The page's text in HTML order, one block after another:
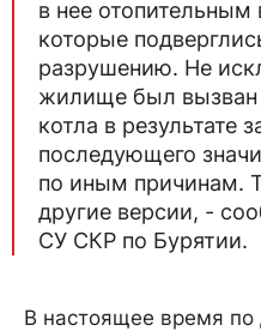
в нее
которые
разрушению. Не
жилище был вызван
котла в результате
последующего
по иным причинам.
другие версии, -
СУ СКР по Бурятии.
В настоящее время по